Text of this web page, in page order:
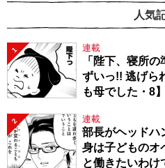
人気
1 連載
「陛下、寝所
ずいっ!! 逃げ
も母でした・8】
2 連載
部長がヘッドハ
身は子どものオ
と働きたいわ